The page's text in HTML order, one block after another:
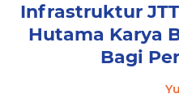
Infrastruktur
Hutama Karya
Bagi